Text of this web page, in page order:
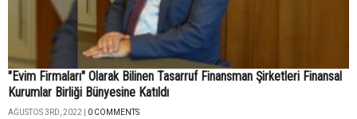
"Evim Firmaları" Olarak Bilinen Tasarruf Finansman Şirketleri Finansal
Kurumlar Birliği Bünyesine Katıldı
AĞUSTOS 3RD, 2022 | 0 COMMENTS